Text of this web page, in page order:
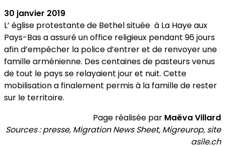
30 janvier 2019
L’ église protestante de Bethel située à La Haye aux
Pays-Bas a assuré un office religieux pendant 96 jours
afin d’empêcher la police d’entrer et de renvoyer une
famille arménienne. Des centaines de pasteurs venus
de tout le pays se relayaient jour et nuit. Cette
mobilisation a finalement permis à la famille de rester
sur le territoire.
Page réalisée par Maëva Villard
Sources : presse, Migration News Sheet, Migreurop, site
asile.ch